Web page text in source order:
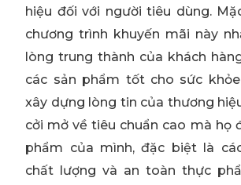
hiệu đối với người tiêu dùng.
chương trình khuyến mãi này
lòng trung thành của khách
các sản phẩm tốt cho sức
xây dựng lòng tin của thương
cởi mở về tiêu chuẩn cao mà họ
phẩm của mình, đặc biệt là
chất lượng và an toàn thực